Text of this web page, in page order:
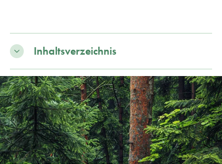
Inhaltsverzeichnis